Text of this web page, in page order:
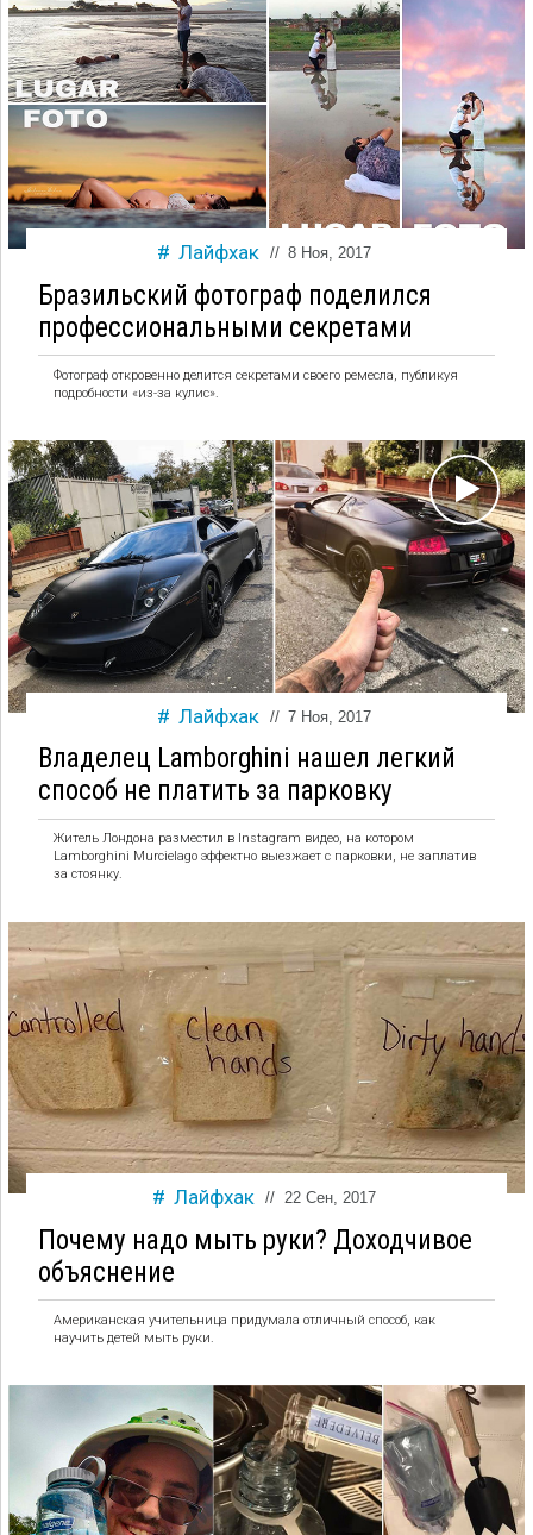
Лайфхак // 8 Ноя, 2017
Бразильский фотограф поделился
профессиональными секретами
Фотограф откровенно делится секретами своего ремесла, публикуя
подробности «из-за кулис».
Лайфхак // 7 Ноя, 2017
Владелец Lamborghini нашел легкий
способ не платить за парковку
Житель Лондона разместил в Instagram видео, на котором
Lamborghini Murcielago эффектно выезжает с парковки, не заплатив
за стоянку.
Лайфхак // 22 Сен, 2017
Почему надо мыть руки? Доходчивое
объяснение
Американская учительница придумала отличный способ, как
научить детей мыть руки.